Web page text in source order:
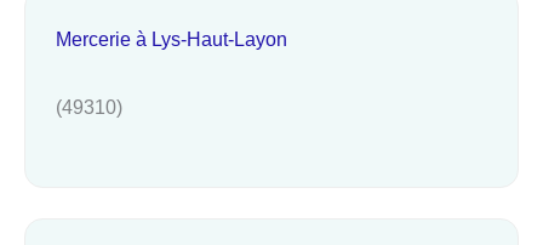
Mercerie à Lys-Haut-Layon
(49310)